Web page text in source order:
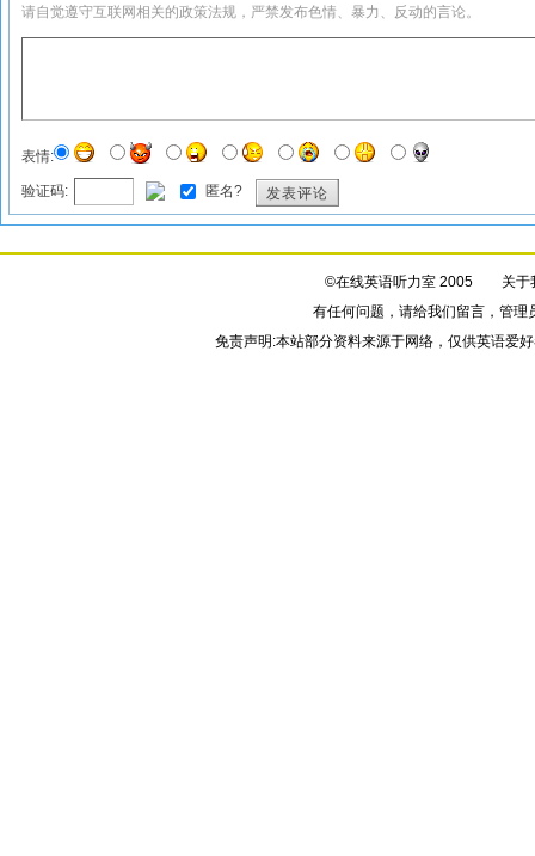
请自觉遵守互联网相关的政策法规，严禁发布色情、暴力、反动的言论。
表情:
验证码: 匿名? 发表评论
©在线英语听力室 2005 关于
有任何问题，请给我们留言，管理
免责声明:本站部分资料来源于网络，仅供英语爱